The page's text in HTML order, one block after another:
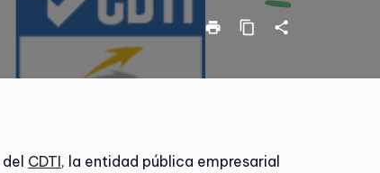
print content_copy share
CDTI, la entidad pública empresarial